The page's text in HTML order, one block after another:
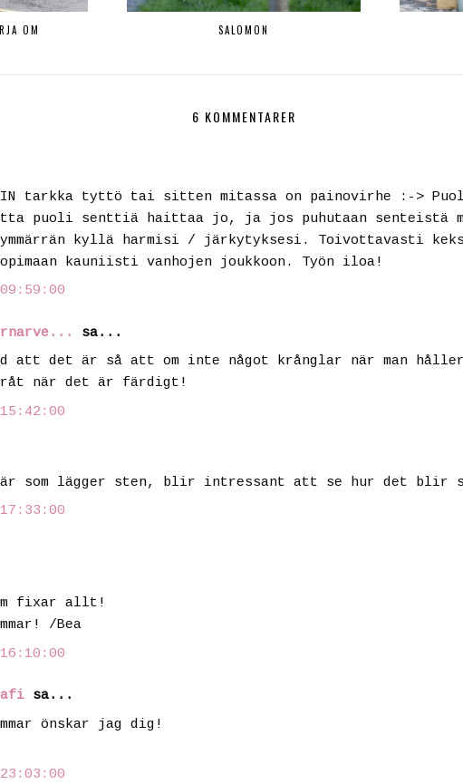
OM SALOMON
6 KOMMENTARER
tarkka tyttö tai sitten mitassa on painovirhe :->
puoli senttiä haittaa jo, ja jos puhutaan senteistä
kyllä harmisi / järkytyksesi. Toivottavasti
kauniisti vanhojen joukkoon. Työn iloa!
sa...
att det är så att om inte något krånglar när man
när det är färdigt!
är som lägger sten, blir intressant att se hur det blir
fixar allt!
/Bea
sa...
önskar jag dig!